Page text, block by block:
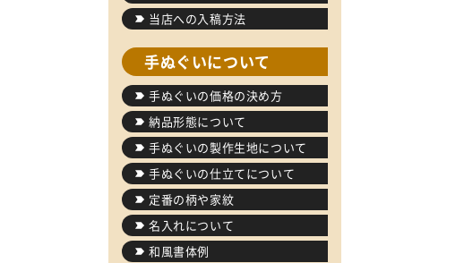
当店への入稿方法
手ぬぐいについて
手ぬぐいの価格の決め方
納品形態について
手ぬぐいの製作生地について
手ぬぐいの仕立てについて
定番の柄や家紋
名入れについて
和風書体例